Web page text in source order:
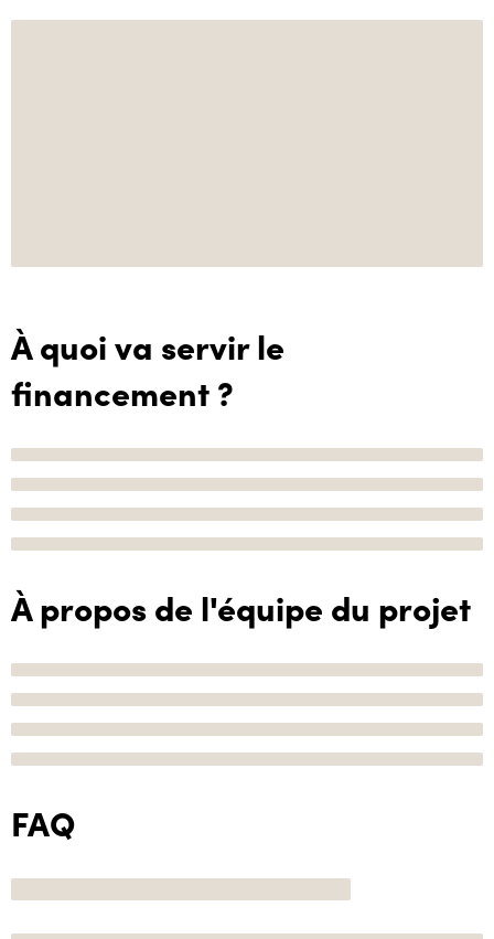
À quoi va servir le
financement ?
À propos de l'équipe du projet
FAQ